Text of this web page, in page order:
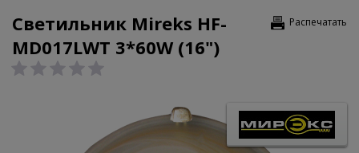
Распечатать
Светильник Mireks HF-
MD017LWT 3*60W (16")